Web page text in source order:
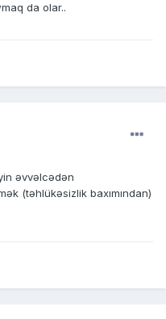
da olar..
əvvəlcədən
(təhlükəsizlik baxımından)